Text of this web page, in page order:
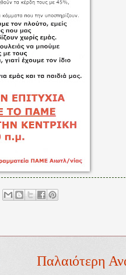
Παλαιότερη